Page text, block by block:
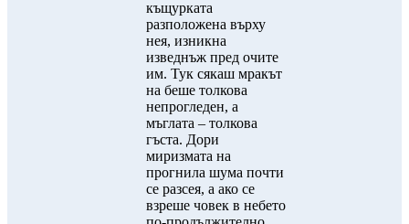
къщурката
разположена върху
нея, изникна
изведнъж пред очите
им. Тук сякаш мракът
на беше толкова
непрогледен, а
мъглата – толкова
гъста. Дори
миризмата на
прогнила шума почти
се разсея, а ако се
взреше човек в небето